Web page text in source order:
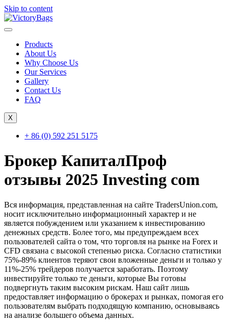
Skip to content
Products
About Us
Why Choose Us
Our Services
Gallery
Contact Us
FAQ
X
+ 86 (0) 592 251 5175
Брокер КапиталПроф
отзывы 2025 Investing com
Вся информация, представленная на сайте TradersUnion.com,
носит исключительно информационный характер и не
является побуждением или указанием к инвестированию
денежных средств. Более того, мы предупреждаем всех
пользователей сайта о том, что торговля на рынке на Forex и
CFD связана с высокой степенью риска. Согласно статистики
75%-89% клиентов теряют свои вложенные деньги и только у
11%-25% трейдеров получается заработать. Поэтому
инвестируйте только те деньги, которые Вы готовы
подвергнуть таким высоким рискам. Наш сайт лишь
предоставляет информацию о брокерах и рынках, помогая его
пользователям выбрать подходящую компанию, основываясь
на анализе большего объема данных.